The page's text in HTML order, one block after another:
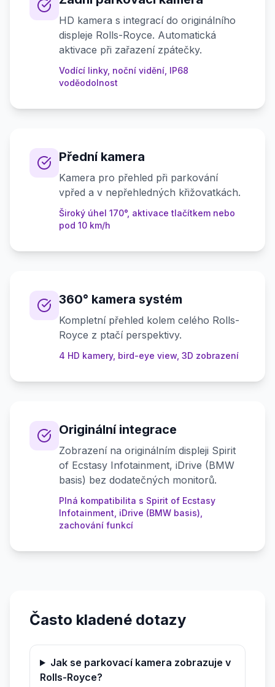
HD kamera s integrací do originálního
displeje Rolls-Royce. Automatická
aktivace při zařazení zpátečky.
Vodící linky, noční vidění, IP68
voděodolnost
Přední kamera
Kamera pro přehled při parkování
vpřed a v nepřehledných křižovatkách.
Široký úhel 170°, aktivace tlačítkem nebo
pod 10 km/h
360° kamera systém
Kompletní přehled kolem celého Rolls-
Royce z ptačí perspektivy.
4 HD kamery, bird-eye view, 3D zobrazení
Originální integrace
Zobrazení na originálním displeji Spirit
of Ecstasy Infotainment, iDrive (BMW
basis) bez dodatečných monitorů.
Plná kompatibilita s Spirit of Ecstasy
Infotainment, iDrive (BMW basis),
zachování funkcí
Často kladené dotazy
Jak se parkovací kamera zobrazuje v
Rolls-Royce?